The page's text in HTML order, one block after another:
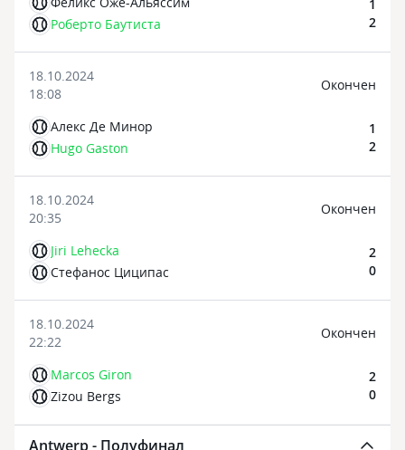
Роберто Баутиста
1
2
18.10.2024
18:08
Алекс Де Минор
Hugo Gaston
Oкончен
1
2
18.10.2024
20:35
Jiri Lehecka
Стефанос Циципас
Oкончен
2
0
18.10.2024
22:22
Marcos Giron
Zizou Bergs
Oкончен
2
0
Antwerp - Полуфинал